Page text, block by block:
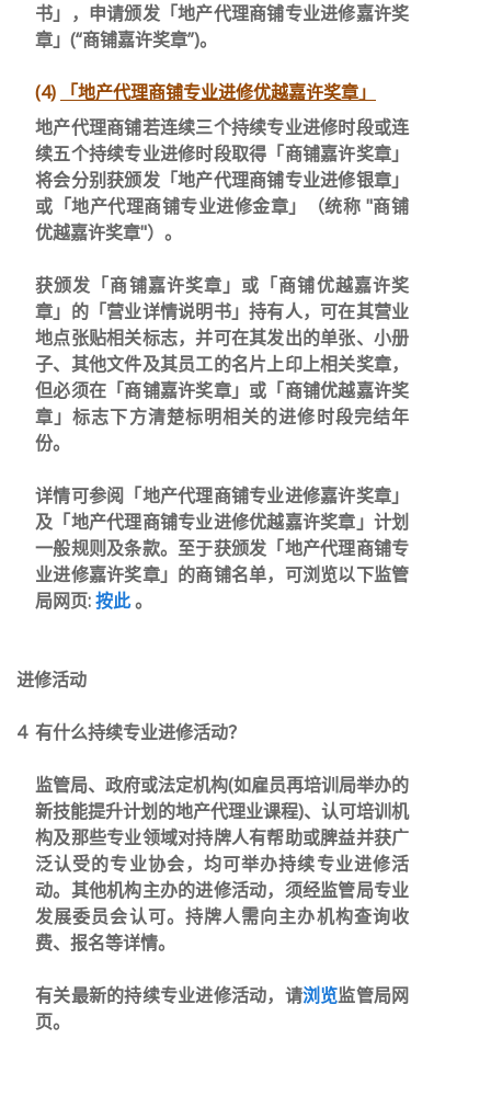
书」，申请颁发「地产代理商铺专业进修嘉许奖
章」(“商铺嘉许奖章”)。
(4)
「地产代理商铺专业进修优越嘉许奖章」
地产代理商铺若连续三个持续专业进修时段或连
续五个持续专业进修时段取得「商铺嘉许奖章」
将会分别获颁发「地产代理商铺专业进修银章」
或「地产代理商铺专业进修金章」（统称 "商铺
优越嘉许奖章"）。
获颁发「商铺嘉许奖章」或「商铺优越嘉许奖
章」的「营业详情说明书」持有人，可在其营业
地点张贴相关标志，并可在其发出的单张、小册
子、其他文件及其员工的名片上印上相关奖章，
但必须在「商铺嘉许奖章」或「商铺优越嘉许奖
章」标志下方清楚标明相关的进修时段完结年
份。
详情可参阅「地产代理商铺专业进修嘉许奖章」
及「地产代理商铺专业进修优越嘉许奖章」计划
一般规则及条款。至于获颁发「地产代理商铺专
业进修嘉许奖章」的商铺名单，可浏览以下监管
局网页:按此。
进修活动
4 有什么持续专业进修活动？
监管局、政府或法定机构(如雇员再培训局举办的
新技能提升计划的地产代理业课程)、认可培训机
构及那些专业领域对持牌人有帮助或脾益并获广
泛认受的专业协会，均可举办持续专业进修活
动。其他机构主办的进修活动，须经监管局专业
发展委员会认可。持牌人需向主办机构查询收
费、报名等详情。
有关最新的持续专业进修活动，请浏览监管局网
页。